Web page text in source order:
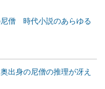
尼僧 時代小説のあらゆる
出身の尼僧の推理が冴え